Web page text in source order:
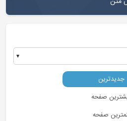
جدیدترین
صفحه
صفحه